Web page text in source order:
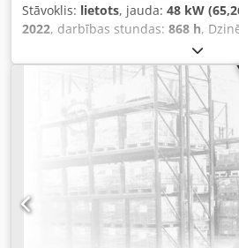
Stāvoklis: lietots, jauda: 48 kW
2022, darbības stundas: 868 h,
svars: 8 920 kg Lai iegūtu vairāk
sazinieties ar Emal Jaweed. Cjdoy
ekskavators, Bobcat E88, ražošanas
ekspluatācijas stundas: 868 h,
V, dzinēja jauda: 48,5 kW, garums:
300 mm, augstums: 2 640 mm,
EasyDrive hidrostatiskā piedziņa,
(monobloka strēle), āmura vadība,
08, degvielas sūknis,
grozāms grāvju tīrītāja kauss: 1 800
kamera, maksimālais rakšanas